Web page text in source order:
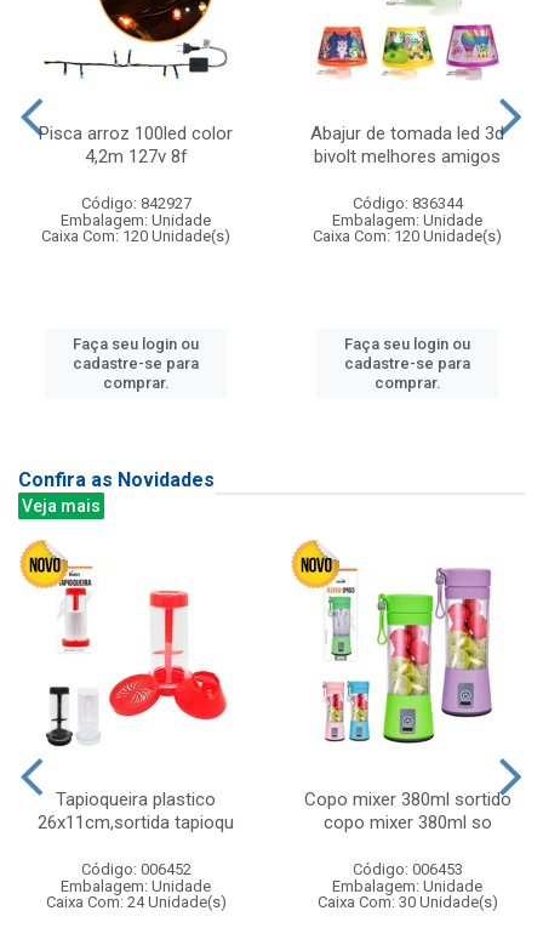
Pisca arroz 100led color
4,2m 127v 8f
Código: 842927
Embalagem: Unidade
Caixa Com: 120 Unidade(s)
Faça seu login ou
cadastre-se para
comprar.
Abajur de tomada led 3d
bivolt melhores amigos
Código: 836344
Embalagem: Unidade
Caixa Com: 120 Unidade(s)
Faça seu login ou
cadastre-se para
comprar.
Confira as Novidades
Veja mais
Tapioqueira plastico
26x11cm,sortida tapioqu
Código: 006452
Embalagem: Unidade
Caixa Com: 24 Unidade(s)
Copo mixer 380ml sortido
copo mixer 380ml so
Código: 006453
Embalagem: Unidade
Caixa Com: 30 Unidade(s)